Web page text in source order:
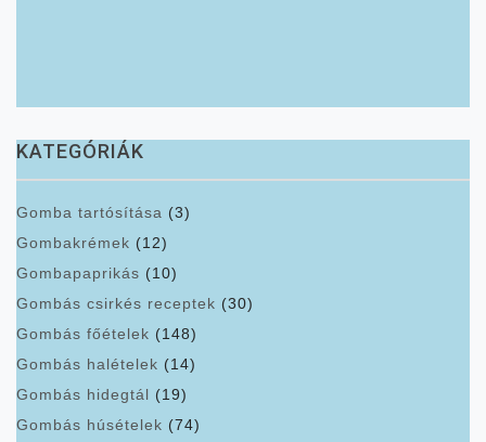
KATEGÓRIÁK
Gomba tartósítása (3)
Gombakrémek (12)
Gombapaprikás (10)
Gombás csirkés receptek (30)
Gombás főételek (148)
Gombás halételek (14)
Gombás hidegtál (19)
Gombás húsételek (74)